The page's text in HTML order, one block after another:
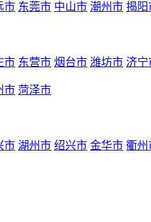
市 东莞市 中山市 潮州市 揭阳
市 东营市 烟台市 潍坊市 济宁
市 菏泽市
市 湖州市 绍兴市 金华市 衢州